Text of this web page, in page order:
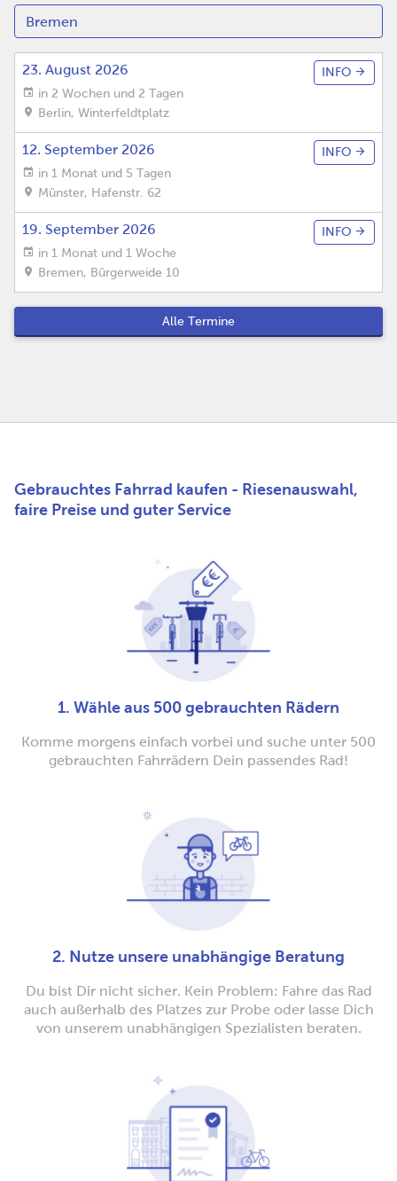
23. August 2026
in 2 Wochen und 2 Tagen
Berlin, Winterfeldtplatz
INFO
12. September 2026
in 1 Monat und 5 Tagen
Münster, Hafenstr. 62
INFO
19. September 2026
in 1 Monat und 1 Woche
Bremen, Bürgerweide 10
INFO
Alle Termine
Gebrauchtes Fahrrad kaufen - Riesenauswahl,
faire Preise und guter Service
1. Wähle aus 500 gebrauchten Rädern
Komme morgens einfach vorbei und suche unter 500
gebrauchten Fahrrädern Dein passendes Rad!
2. Nutze unsere unabhängige Beratung
Du bist Dir nicht sicher. Kein Problem: Fahre das Rad
auch außerhalb des Platzes zur Probe oder lasse Dich
von unserem unabhängigen Spezialisten beraten.